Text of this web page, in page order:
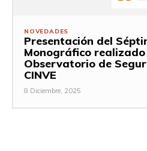
NOVEDADES
Presentación del
Monográfico realizado
Observatorio de
CINVE
8 Diciembre, 2025